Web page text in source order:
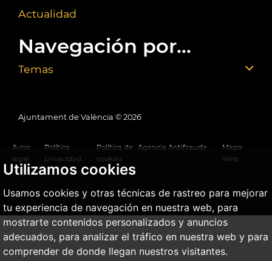
Utilizamos cookies
Usamos cookies y otras técnicas de rastreo para mejorar
tu experiencia de navegación en nuestra web, para
mostrarte contenidos personalizados y anuncios
adecuados, para analizar el tráfico en nuestra web y para
comprender de donde llegan nuestros visitantes.
Actualidad
Navegación por...
Temas
Ajuntament de València © 2026
Aviso
legal
Política
privacidad
Política de
cookies
Agencia Antifraude
Mapa
Web